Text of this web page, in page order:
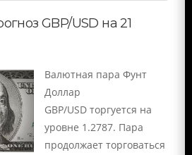
GBP/USD на 21
Валютная пара Фунт
Доллар
GBP/USD торгуется на
уровне 1.2787. Пара
продолжает торговаться